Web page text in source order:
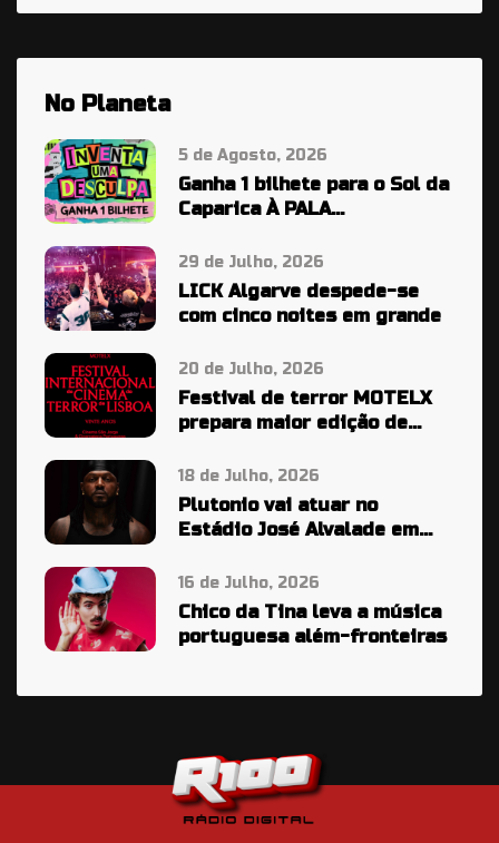
No Planeta
5 de Agosto, 2026
Ganha 1 bilhete para o Sol da
Caparica À PALA…
29 de Julho, 2026
LICK Algarve despede-se
com cinco noites em grande
20 de Julho, 2026
Festival de terror MOTELX
prepara maior edição de
18 de Julho, 2026
Plutonio vai atuar no
Estádio José Alvalade em
16 de Julho, 2026
Chico da Tina leva a música
portuguesa além-fronteiras